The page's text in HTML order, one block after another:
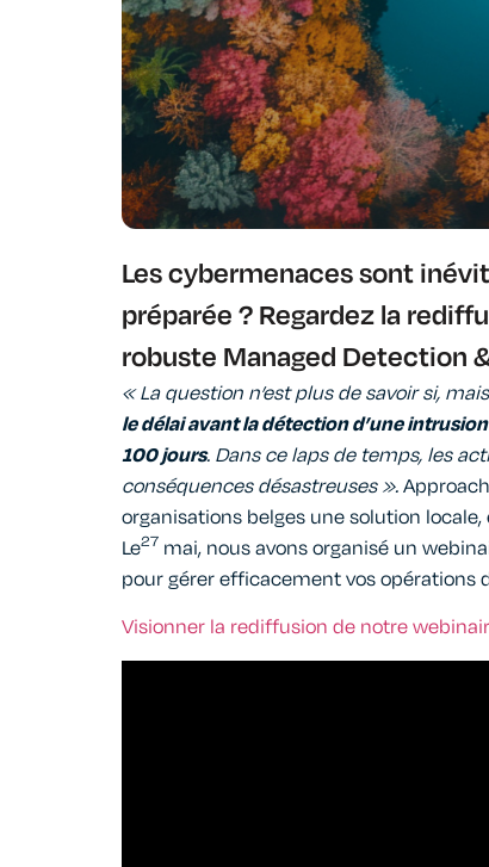
Les cybermenaces sont
préparée ? Regardez la
robuste Managed Detection
« La question n’est plus de savoir si,
le délai avant la détection d’une intrusion
100 jours. Dans ce laps de temps, les
conséquences désastreuses ».
organisations belges une solution
Le27 mai, nous avons organisé un
pour gérer efficacement vos opérations
Visionner la rediffusion de notre